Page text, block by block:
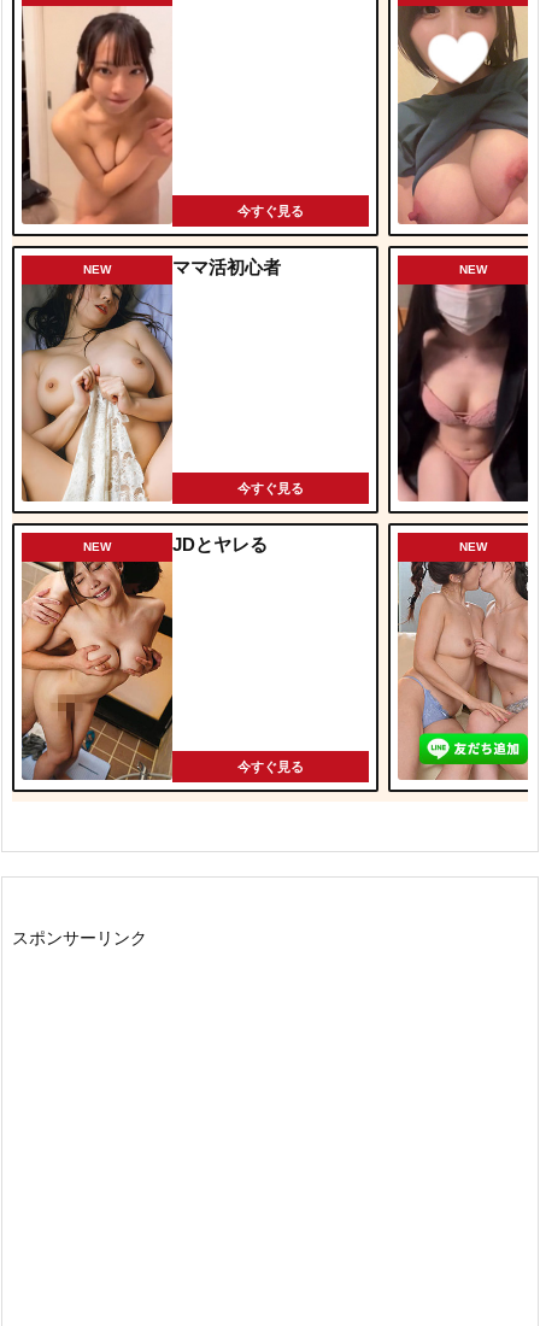
今すぐ見る
NEW ママ活初心者
今すぐ見る
NEW JDとヤレる
今すぐ見る
NEW
NEW
スポンサーリンク